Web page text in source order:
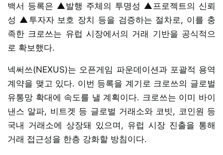
백서 등록은 ▲발행 주체의 투명성 ▲프로젝트의 신뢰
성 ▲투자자 보호 장치 등을 검증하는 절차로, 이를 충
족한 크로쓰는 유럽 시장에서의 거래 기반을 공식적으
로 확보했다.
넥써쓰(NEXUS)는 오픈게임 파운데이션과 포괄적 용역
계약을 맺고 있다. 이번 등록을 계기로 크로쓰의 글로벌
유통망 확대에 속도를 낼 계획이다. 크로쓰는 이미 바이
낸스 알파, 비트겟 등 글로벌 거래소와 코빗, 코인원 등
국내 거래소에 상장돼 있으며, 유럽 시장 진출을 통해
거래 접근성을 한층 강화할 방침이다.